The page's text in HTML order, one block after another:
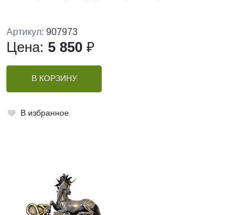
Артикул: 907973
Цена: 5 850 ₽
В КОРЗИНУ
В избранное